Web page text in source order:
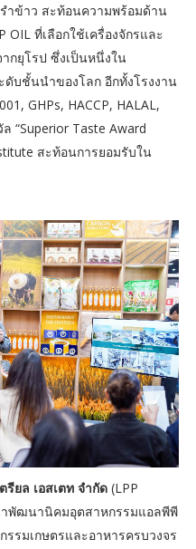
ำข้าว สะท้อนความพร้อมด้าน
OIL ที่เลือกใช้เครื่องจักรและ
กยุโรป ซึ่งเป็นหนึ่งใน
บชั้นนำของโลก อีกทั้งโรงงาน
GHPs, HACCP, HALAL,
“Superior Taste Award
สะท้อนการยอมรับใน
ยล เอสเตท จำกัด(LPP
าพัฒนานิคมอุตสาหกรรมแอลพีพี
รมเกษตรและอาหารครบวงจร